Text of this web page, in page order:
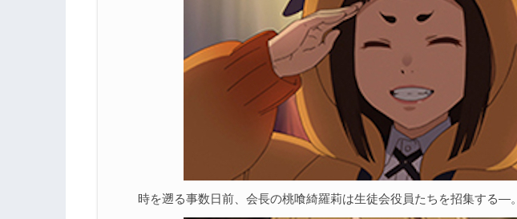
時を遡る事数日前、会長の桃喰綺羅莉は生徒会役員たちを招集する―。